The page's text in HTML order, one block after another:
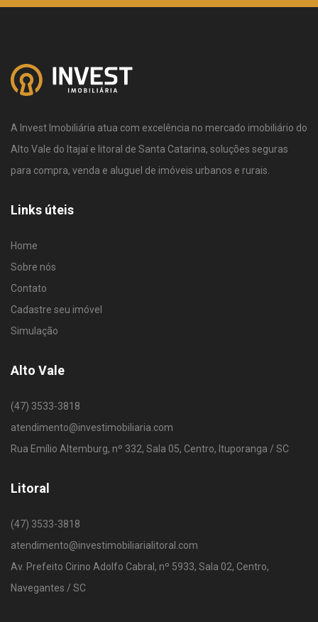
A Invest Imobiliária atua com excelência no mercado imobiliário do
Alto Vale do Itajaí e litoral de Santa Catarina, soluções seguras
para compra, venda e aluguel de imóveis urbanos e rurais.
Links úteis
Home
Sobre nós
Contato
Cadastre seu imóvel
Simulação
Alto Vale
(47) 3533-3818
atendimento@investimobiliaria.com
Rua Emílio Altemburg, nº 332, Sala 05, Centro, Ituporanga / SC
Litoral
(47) 3533-3818
atendimento@investimobiliarialitoral.com
Av. Prefeito Cirino Adolfo Cabral, nº 5933, Sala 02, Centro,
Navegantes / SC